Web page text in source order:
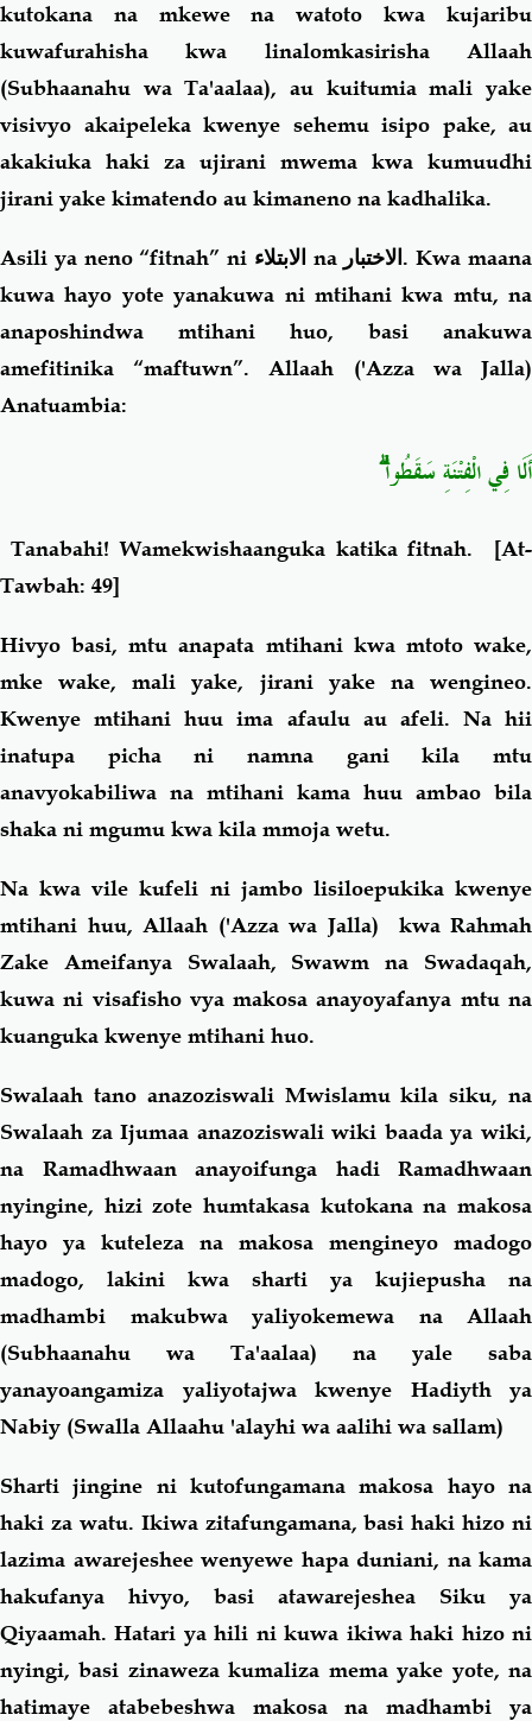
kutokana na mkewe na watoto kwa kujaribu
kuwafurahisha kwa linalomkasirisha Allaah
(Subhaanahu wa Ta'aalaa), au kuitumia mali yake
visivyo akaipeleka kwenye sehemu isipo pake, au
akakiuka haki za ujirani mwema kwa kumuudhi
jirani yake kimatendo au kimaneno na kadhalika.
Asili ya neno “fitnah” ni الابتلاء na الاختبار . Kwa maana
kuwa hayo yote yanakuwa ni mtihani kwa mtu, na
anaposhindwa mtihani huo, basi anakuwa
amefitinika “maftuwn”. Allaah ('Azza wa Jalla)
Anatuambia:
أَلَا فِي الْفِتْنَةِ سَقَطُواۗ
Tanabahi! Wamekwishaanguka katika fitnah. [At-
Tawbah: 49]
Hivyo basi, mtu anapata mtihani kwa mtoto wake,
mke wake, mali yake, jirani yake na wengineo.
Kwenye mtihani huu ima afaulu au afeli. Na hii
inatupa picha ni namna gani kila mtu
anavyokabiliwa na mtihani kama huu ambao bila
shaka ni mgumu kwa kila mmoja wetu.
Na kwa vile kufeli ni jambo lisiloepukika kwenye
mtihani huu, Allaah ('Azza wa Jalla) kwa Rahmah
Zake Ameifanya Swalaah, Swawm na Swadaqah,
kuwa ni visafisho vya makosa anayoyafanya mtu na
kuanguka kwenye mtihani huo.
Swalaah tano anazoziswali Mwislamu kila siku, na
Swalaah za Ijumaa anazoziswali wiki baada ya wiki,
na Ramadhwaan anayoifunga hadi Ramadhwaan
nyingine, hizi zote humtakasa kutokana na makosa
hayo ya kuteleza na makosa mengineyo madogo
madogo, lakini kwa sharti ya kujiepusha na
madhambi makubwa yaliyokemewa na Allaah
(Subhaanahu wa Ta'aalaa) na yale saba
yanayoangamiza yaliyotajwa kwenye Hadiyth ya
Nabiy (Swalla Allaahu 'alayhi wa aalihi wa sallam)
Sharti jingine ni kutofungamana makosa hayo na
haki za watu. Ikiwa zitafungamana, basi haki hizo ni
lazima awarejeshee wenyewe hapa duniani, na kama
hakufanya hivyo, basi atawarejeshea Siku ya
Qiyaamah. Hatari ya hili ni kuwa ikiwa haki hizo ni
nyingi, basi zinaweza kumaliza mema yake yote, na
hatimaye atabebeshwa makosa na madhambi ya